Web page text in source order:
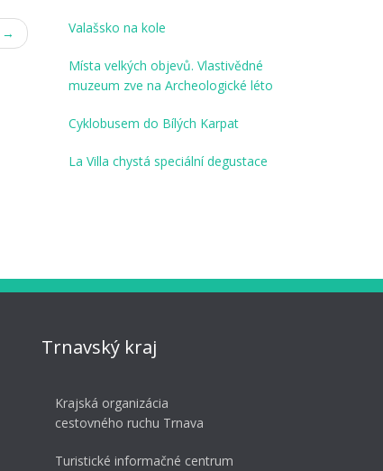
→ Valašsko na kole
Místa velkých objevů. Vlastivědné
muzeum zve na Archeologické léto
Cyklobusem do Bílých Karpat
La Villa chystá speciální degustace
Trnavský kraj
Krajská organizácia
cestovného ruchu Trnava
Turistické informačné centrum